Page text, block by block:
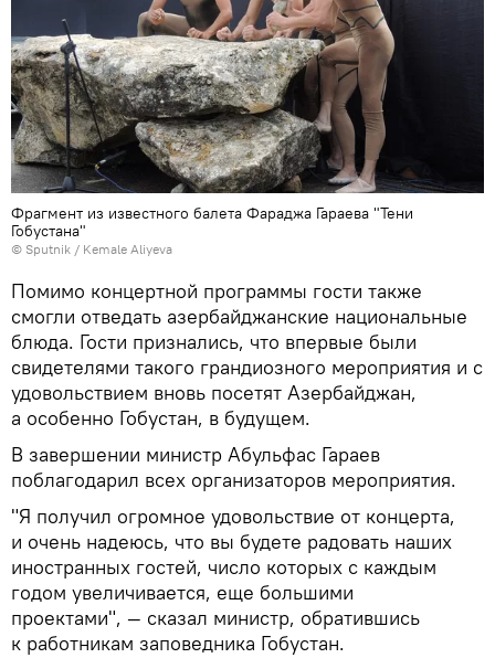
Фрагмент из известного балета Фараджа Гараева "Тени
Гобустана"
© Sputnik / Kemale Aliyeva
Помимо концертной программы гости также
смогли отведать азербайджанские национальные
блюда. Гости признались, что впервые были
свидетелями такого грандиозного мероприятия и с
удовольствием вновь посетят Азербайджан,
а особенно Гобустан, в будущем.
В завершении министр Абульфас Гараев
поблагодарил всех организаторов мероприятия.
"Я получил огромное удовольствие от концерта,
и очень надеюсь, что вы будете радовать наших
иностранных гостей, число которых с каждым
годом увеличивается, еще большими
проектами", — сказал министр, обратившись
к работникам заповедника Гобустан.